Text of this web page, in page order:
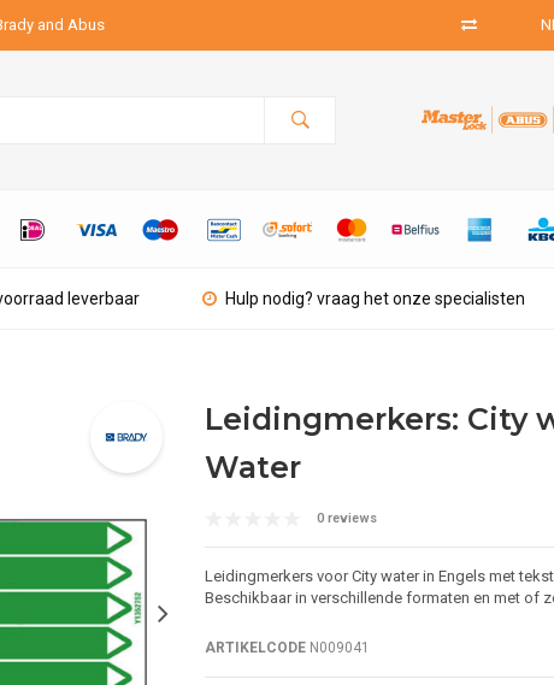
and Abus
leverbaar Hulp nodig? vraag het onze specialisten
Leidingmerkers: City
Water
0 reviews
Leidingmerkers voor City water in Engels met
Beschikbaar in verschillende formaten en met of
ARTIKELCODEN009041